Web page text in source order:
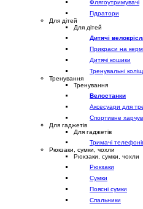
Флягоутримувачі
Гідратори
Для дітей
Для дітей
Дитячі
Прикраси на
Дитячі кошики
Тренувальні
Тренування
Тренування
Велостанки
Аксесуари для
Спортивне
Для гаджетів
Для гаджетів
Тримачі
Рюкзаки, сумки, чохли
Рюкзаки, сумки, чохли
Рюкзаки
Сумки
Поясні сумки
Спальники